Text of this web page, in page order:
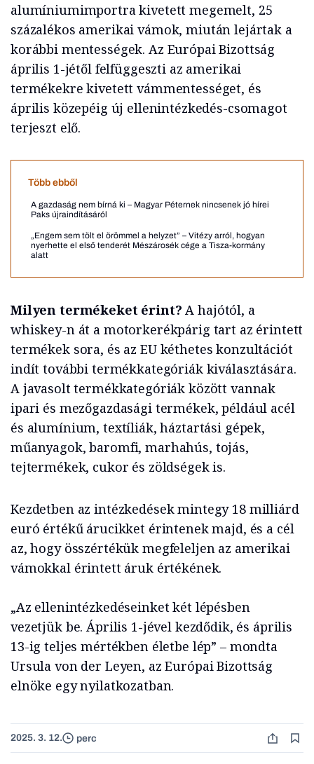
alumíniumimportra kivetett megemelt, 25
százalékos amerikai vámok, miután lejártak a
korábbi mentességek. Az Európai Bizottság
április 1-jétől felfüggeszti az amerikai
termékekre kivetett vámmentességet, és
április közepéig új ellenintézkedés-csomagot
terjeszt elő.
Több ebből
A gazdaság nem bírná ki – Magyar Péternek nincsenek jó hírei
Paks újraindításáról
„Engem sem tölt el örömmel a helyzet” – Vitézy arról, hogyan
nyerhette el első tenderét Mészárosék cége a Tisza-kormány
alatt
Milyen termékeket érint?A hajótól, a
whiskey-n át a motorkerékpárig tart az érintett
termékek sora, és az EU kéthetes konzultációt
indít további termékkategóriák kiválasztására.
A javasolt termékkategóriák között vannak
ipari és mezőgazdasági termékek, például acél
és alumínium, textíliák, háztartási gépek,
műanyagok, baromfi, marhahús, tojás,
tejtermékek, cukor és zöldségek is.
Kezdetben az intézkedések mintegy 18 milliárd
euró értékű árucikket érintenek majd, és a cél
az, hogy összértékük megfeleljen az amerikai
vámokkal érintett áruk értékének.
„Az ellenintézkedéseinket két lépésben
vezetjük be. Április 1-jével kezdődik, és április
13-ig teljes mértékben életbe lép” – mondta
Ursula von der Leyen, az Európai Bizottság
elnöke egy nyilatkozatban.
2025. 3. 12. perc